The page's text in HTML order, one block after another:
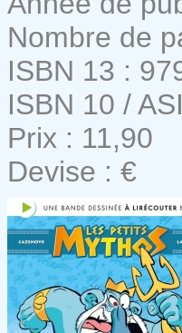
Nombre de
ISBN 13 :
ISBN 10 /
Prix : 11,90
Devise : €